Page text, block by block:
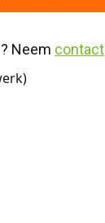
Neem contact